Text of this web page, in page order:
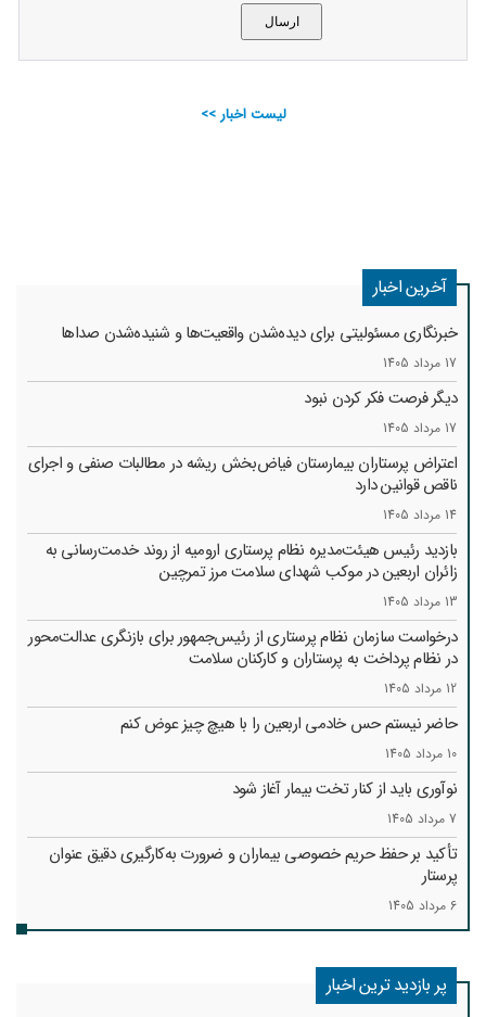
لیست اخبار >>
آخرین اخبار
خبرنگاری مسئولیتی برای دیده‌شدن واقعیت‌ها و شنیده‌شدن صداها
17 مرداد 1405
دیگر فرصت فکر کردن نبود
17 مرداد 1405
اعتراض پرستاران بیمارستان فیاض‌بخش ریشه در مطالبات صنفی و اجرای
ناقص قوانین دارد
14 مرداد 1405
بازدید رئیس هیئت‌مدیره نظام پرستاری ارومیه از روند خدمت‌رسانی به
زائران اربعین در موکب شهدای سلامت مرز تمرچین
13 مرداد 1405
درخواست سازمان نظام پرستاری از رئیس‌جمهور برای بازنگری عدالت‌محور
در نظام پرداخت به پرستاران و کارکنان سلامت
12 مرداد 1405
حاضر نیستم حس خادمی اربعین را با هیچ چیز عوض کنم
10 مرداد 1405
نوآوری باید از کنار تخت بیمار آغاز شود
7 مرداد 1405
تأکید بر حفظ حریم خصوصی بیماران و ضرورت به‌کارگیری دقیق عنوان
پرستار
6 مرداد 1405
پر بازدید ترین اخبار